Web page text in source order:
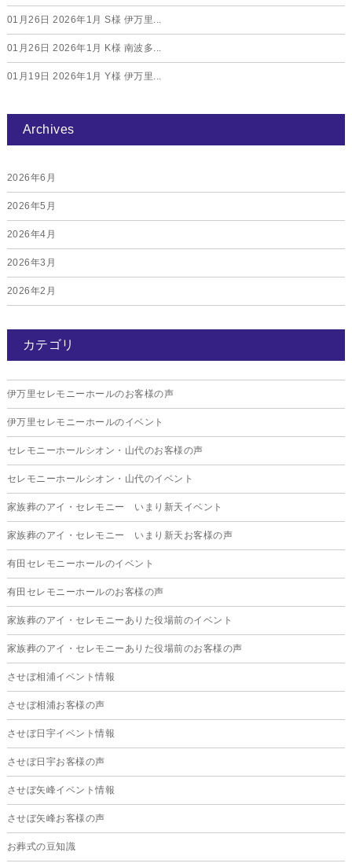
01月26日 2026年1月 S様 伊万里...
01月26日 2026年1月 K様 南波多...
01月19日 2026年1月 Y様 伊万里...
Archives
2026年6月
2026年5月
2026年4月
2026年3月
2026年2月
2025年12月
カテゴリ
伊万里セレモニーホールのお客様の声
伊万里セレモニーホールのイベント
セレモニーホールシオン・山代のお客様の声
セレモニーホールシオン・山代のイベント
家族葬のアイ・セレモニー いまり新天イベント
家族葬のアイ・セレモニー いまり新天お客様の声
有田セレモニーホールのイベント
有田セレモニーホールのお客様の声
家族葬のアイ・セレモニーありた役場前のイベント
家族葬のアイ・セレモニーありた役場前のお客様の声
させぼ相浦イベント情報
させぼ相浦お客様の声
させぼ日宇イベント情報
させぼ日宇お客様の声
させぼ矢峰イベント情報
させぼ矢峰お客様の声
お葬式の豆知識